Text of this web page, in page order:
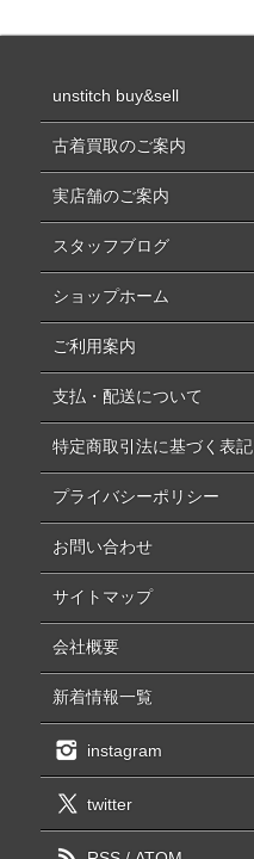
unstitch buy&sell
古着買取のご案内
実店舗のご案内
スタッフブログ
ショップホーム
ご利用案内
支払・配送について
特定商取引法に基づく表記
プライバシーポリシー
お問い合わせ
サイトマップ
会社概要
新着情報一覧
instagram
twitter